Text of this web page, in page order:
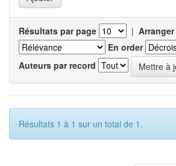
Résultats par page |
En order
Auteurs par record
Résultats 1 à 1 sur un total de 1.